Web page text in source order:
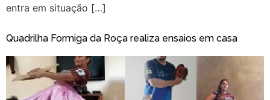
entra em situação […]
Quadrilha Formiga da Roça realiza ensaios em casa